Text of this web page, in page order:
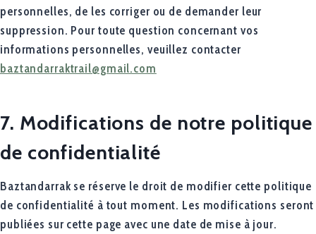
personnelles, de les corriger ou de demander leur
suppression. Pour toute question concernant vos
informations personnelles, veuillez contacter
baztandarraktrail@gmail.com
7. Modifications de notre politique
de confidentialité
Baztandarrak se réserve le droit de modifier cette politique
de confidentialité à tout moment. Les modifications seront
publiées sur cette page avec une date de mise à jour.